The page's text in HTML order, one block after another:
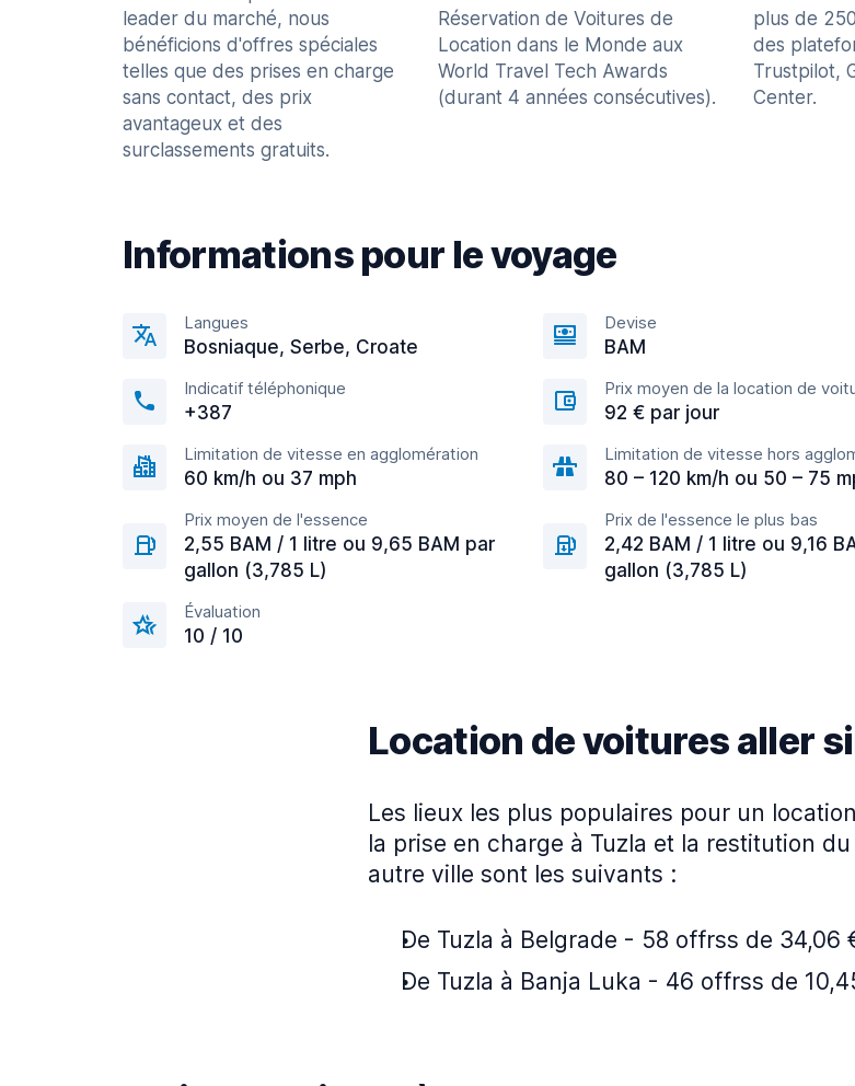
leader du marché, nous
bénéficions d'offres spéciales
telles que des prises en charge
sans contact, des prix
avantageux et des
surclassements gratuits.
Réservation de Voitures de
Location dans le Monde aux
World Travel Tech Awards
(durant 4 années consécutives).
plus de
des
Trustpilot,
Center.
Informations pour le voyage
Langues
Bosniaque, Serbe, Croate
Devise
BAM
Indicatif téléphonique
+387
Prix moyen de la location de
92 € par jour
Limitation de vitesse en agglomération
60 km/h ou 37 mph
Limitation de vitesse hors
80 – 120 km/h ou 50 – 75
Prix moyen de l'essence
2,55 BAM / 1 litre ou 9,65 BAM par
gallon (3,785 L)
Prix de l'essence le plus bas
2,42 BAM / 1 litre ou 9,16
gallon (3,785 L)
Évaluation
10 / 10
Location de voitures aller
Les lieux les plus populaires pour un
la prise en charge à Tuzla et la restitution
autre ville sont les suivants :
De Tuzla à Belgrade - 58 offrss de 34,06
De Tuzla à Banja Luka - 46 offrss de